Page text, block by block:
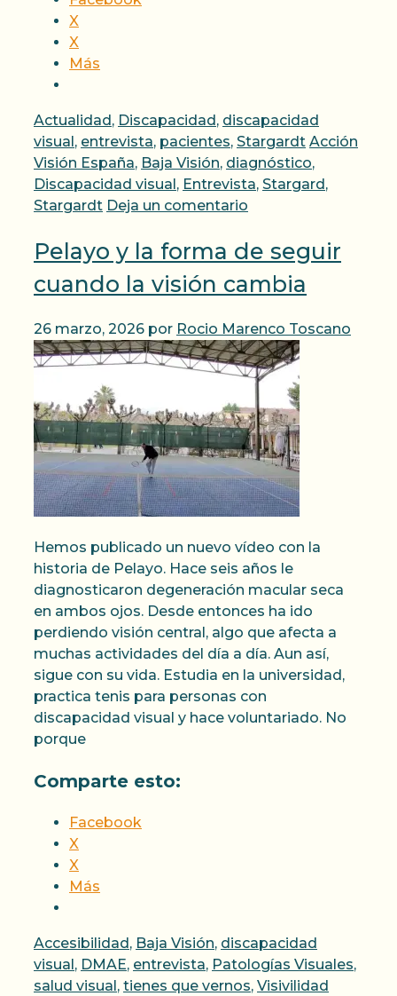
X
X
Más
Categorías
Actualidad, Discapacidad, discapacidad
visual, entrevista, pacientes, Stargardt Etiquetas
Acción
Visión España, Baja Visión, diagnóstico,
Discapacidad visual, Entrevista, Stargard,
Stargardt Deja un comentario
Pelayo y la forma de seguir
cuando la visión cambia
26 marzo, 2026 por Rocio Marenco Toscano
Hemos publicado un nuevo vídeo con la
historia de Pelayo. Hace seis años le
diagnosticaron degeneración macular seca
en ambos ojos. Desde entonces ha ido
perdiendo visión central, algo que afecta a
muchas actividades del día a día. Aun así,
sigue con su vida. Estudia en la universidad,
practica tenis para personas con
discapacidad visual y hace voluntariado. No
porque
Comparte esto:
Facebook
X
X
Más
Categorías
Accesibilidad , Baja Visión, discapacidad
visual , DMAE, entrevista, Patologías Visuales,
salud visual , tienes que vernos, Visivilidad